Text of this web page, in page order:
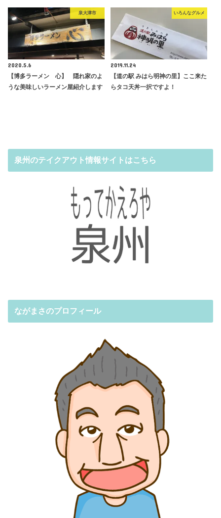
泉大津市
2020.5.6
【博多ラーメン 心】 隠れ家のよ
うな美味しいラーメン屋紹介します
いろんなグルメ
2019.11.24
【道の駅 みはら明神の里】ここ来た
らタコ天丼一択ですよ！
泉州のテイクアウト情報サイトはこちら
ながまさのプロフィール